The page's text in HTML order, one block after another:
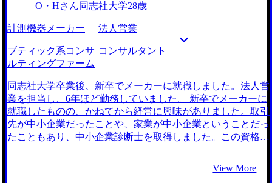
O・Hさん同志社大学28歳
計測機器メーカー 法人営業
ブティック系コンサ
ルティングファーム
コンサルタント
同志社大学卒業後、新卒でメーカーに就職しました。法人営
業を担当し、6年ほど勤務していました。 新卒でメーカーに
就職したものの、かねてから経営に興味がありました。取引
先が中小企業だったことや、家業が中小企業ということだっ
たこともあり、中小企業診断士を取得しました。この資格を
強い思いが私にはありました。メーカーでは自社商材ありき
View More